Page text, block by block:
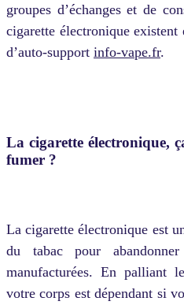
groupes d’échanges et de
cigarette électronique
d’auto-support info-vape.fr.
La cigarette électronique,
fumer ?
La cigarette électronique est
du tabac pour
manufacturées. En palliant
votre corps est dépendant si